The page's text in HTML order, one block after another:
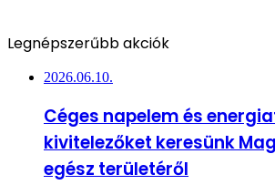
Legnépszerűbb akciók
2026.06.10.
Céges napelem és
kivitelezőket keresünk
egész területéről